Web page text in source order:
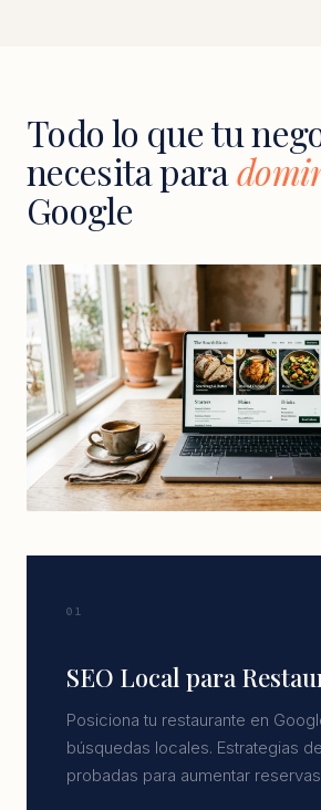
Todo lo que tu
necesita para
Google
01
SEO Local para
Posiciona tu restaurante en
búsquedas locales. Estrategias
probadas para aumentar reservas